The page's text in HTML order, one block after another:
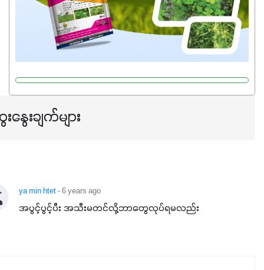
နွေးချက်များ
ya min htet- 6 years ago
အပွင့်ပွင့်ပီး အသီးမတင်လို့ဘာတွေလုပ်ရမလည်း